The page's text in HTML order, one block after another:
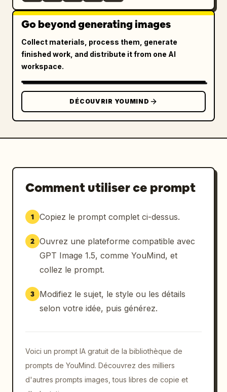
Go beyond generating images
Collect materials, process them, generate
finished work, and distribute it from one AI
workspace.
DÉCOUVRIR YOUMIND
Comment utiliser ce prompt
1 Copiez le prompt complet ci-dessus.
2 Ouvrez une plateforme compatible avec
GPT Image 1.5, comme YouMind, et
collez le prompt.
3
Modifiez le sujet, le style ou les détails
selon votre idée, puis générez.
Voici un prompt IA gratuit de la bibliothèque de
prompts de YouMind. Découvrez des milliers
d'autres prompts images, tous libres de copie et